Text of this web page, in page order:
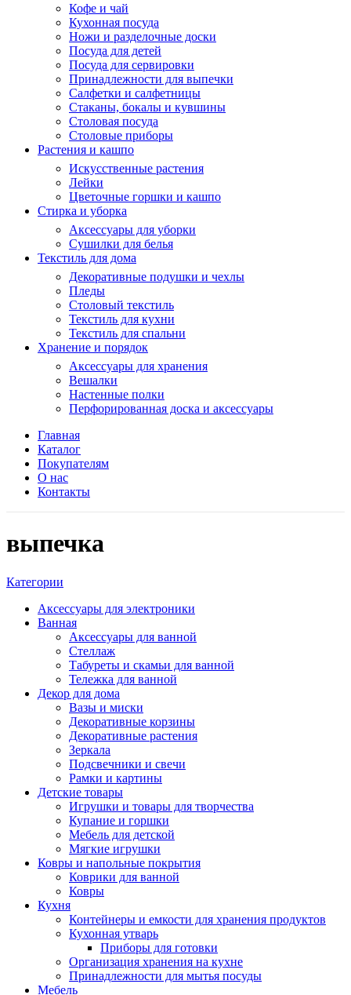
Кофе и чай
Кухонная посуда
Ножи и разделочные доски
Посуда для детей
Посуда для сервировки
Принадлежности для выпечки
Салфетки и салфетницы
Стаканы, бокалы и кувшины
Столовая посуда
Столовые приборы
Растения и кашпо
Искусственные растения
Лейки
Цветочные горшки и кашпо
Стирка и уборка
Аксессуары для уборки
Сушилки для белья
Текстиль для дома
Декоративные подушки и чехлы
Пледы
Столовый текстиль
Текстиль для кухни
Текстиль для спальни
Хранение и порядок
Аксессуары для хранения
Вешалки
Настенные полки
Перфорированная доска и аксессуары
Главная
Каталог
Покупателям
О нас
Контакты
выпечка
Категории
Аксессуары для электроники
Ванная
Аксессуары для ванной
Стеллаж
Табуреты и скамьи для ванной
Тележка для ванной
Декор для дома
Вазы и миски
Декоративные корзины
Декоративные растения
Зеркала
Подсвечники и свечи
Рамки и картины
Детские товары
Игрушки и товары для творчества
Купание и горшки
Мебель для детской
Мягкие игрушки
Ковры и напольные покрытия
Коврики для ванной
Ковры
Кухня
Контейнеры и емкости для хранения продуктов
Кухонная утварь
Приборы для готовки
Организация хранения на кухне
Принадлежности для мытья посуды
Мебель